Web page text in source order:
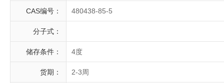
Abbexa AbD Serotec
CAS编号： 480438-85-5
分子式：
储存条件： 4度
货期： 2-3周